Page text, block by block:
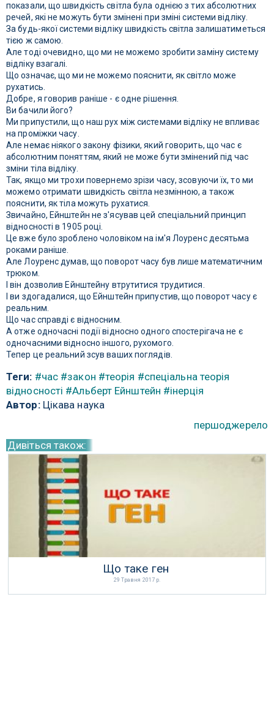
показали, що швидкість світла була однією з тих абсолютних
речей, які не можуть бути змінені при зміні системи відліку.
За будь-якої системи відліку швидкість світла залишатиметься
тією ж самою.
Але тоді очевидно, що ми не можемо зробити заміну систему
відліку взагалі.
Що означає, що ми не можемо пояснити, як світло може
рухатись.
Добре, я говорив раніше - є одне рішення.
Ви бачили його?
Ми припустили, що наш рух між системами відліку не впливає
на проміжки часу.
Але немає ніякого закону фізики, який говорить, що час є
абсолютним поняттям, який не може бути змінений під час
зміни тіла відліку.
Так, якщо ми трохи повернемо зрізи часу, зсовуючи їх, то ми
можемо отримати швидкість світла незмінною, а також
пояснити, як тіла можуть рухатися.
Звичайно, Ейнштейн не з'ясував цей спеціальний принцип
відносності в 1905 році.
Це вже було зроблено чоловіком на ім'я Лоуренс десятьма
роками раніше.
Але Лоуренс думав, що поворот часу був лише математичним
трюком.
І він дозволив Ейнштейну втрутитися трудитися.
І ви здогадалися, що Ейнштейн припустив, що поворот часу є
реальним.
Що час справді є відносним.
А отже одночасні події відносно одного спостерігача не є
одночасними відносно іншого, рухомого.
Тепер це реальний зсув ваших поглядів.
Теги: #час #закон #теорія #спеціальна теорія
відносності #Альберт Ейнштейн #інерція
Автор:Цікава наука
першоджерело
Дивіться також:
Що таке ген
29 Травня 2017 р.